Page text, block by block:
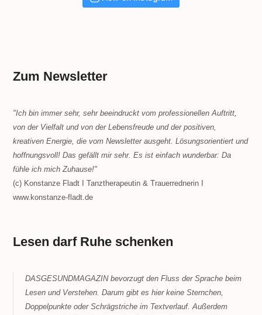
Zum Newsletter
"Ich bin immer sehr, sehr beeindruckt vom professionellen Auftritt,
von der Vielfalt und von der Lebensfreude und der positiven,
kreativen Energie, die vom Newsletter ausgeht. Lösungsorientiert und
hoffnungsvoll! Das gefällt mir sehr. Es ist einfach wunderbar: Da
fühle ich mich Zuhause!"
(c) Konstanze Fladt I Tanztherapeutin & Trauerrednerin I
www.konstanze-fladt.de
Lesen darf Ruhe schenken
DASGESUNDMAGAZIN bevorzugt den Fluss der Sprache beim
Lesen und Verstehen. Darum gibt es hier keine Sternchen,
Doppelpunkte oder Schrägstriche im Textverlauf. Außerdem